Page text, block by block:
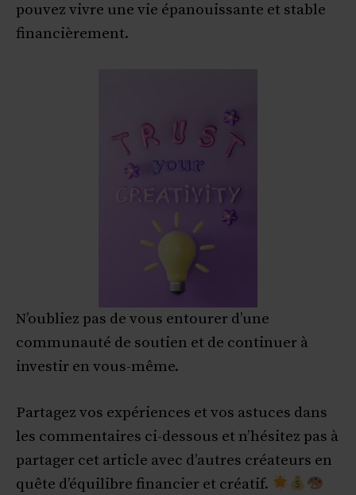
pouvez vivre une vie épanouissante et stable
financièrement.
N’oubliez pas de vous entourer d’une
communauté de soutien et de continuer à
investir en vous-même.
Partagez vos expériences et vos astuces dans
les commentaires ci-dessous et n’hésitez pas à
partager cet article avec d’autres créateurs en
quête d’équilibre financier et créatif.